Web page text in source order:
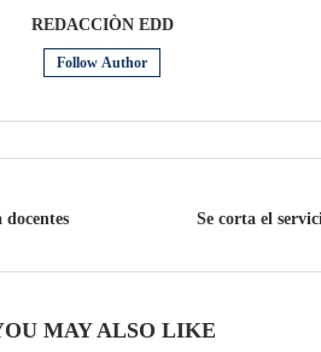
REDACCIÒN EDD
Follow Author
Se corta el
MAY ALSO LIKE